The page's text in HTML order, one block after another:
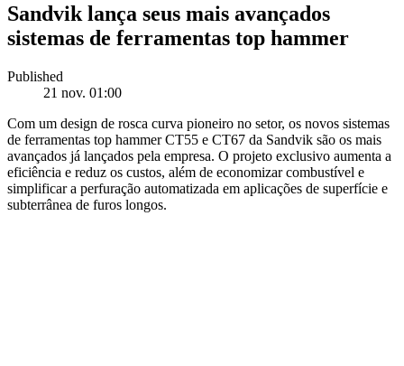
Sandvik lança seus mais avançados
sistemas de ferramentas top hammer
Published
21 nov. 01:00
Com um design de rosca curva pioneiro no setor, os novos sistemas
de ferramentas top hammer CT55 e CT67 da Sandvik são os mais
avançados já lançados pela empresa. O projeto exclusivo aumenta a
eficiência e reduz os custos, além de economizar combustível e
simplificar a perfuração automatizada em aplicações de superfície e
subterrânea de furos longos.